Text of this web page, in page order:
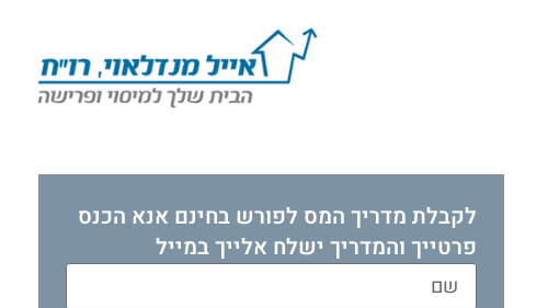
לקבלת מדריך המס לפורש בחינם אנא הכנס
פרטייך והמדריך ישלח אלייך במייל